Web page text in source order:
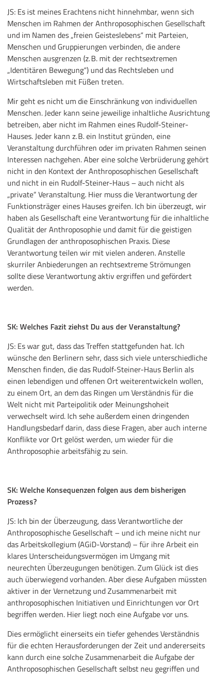
JS: Es ist meines Erachtens nicht hinnehmbar, wenn sich
Menschen im Rahmen der Anthroposophischen Gesellschaft
und im Namen des „freien Geisteslebens“ mit Parteien,
Menschen und Gruppierungen verbinden, die andere
Menschen ausgrenzen (z. B. mit der rechtsextremen
„Identitären Bewegung“) und das Rechtsleben und
Wirtschaftsleben mit Füßen treten.
Mir geht es nicht um die Einschränkung von individuellen
Menschen. Jeder kann seine jeweilige inhaltliche Ausrichtung
betreiben, aber nicht im Rahmen eines Rudolf-Steiner-
Hauses. Jeder kann z. B. ein Institut gründen, eine
Veranstaltung durchführen oder im privaten Rahmen seinen
Interessen nachgehen. Aber eine solche Verbrüderung gehört
nicht in den Kontext der Anthroposophischen Gesellschaft
und nicht in ein Rudolf-Steiner-Haus – auch nicht als
„private“ Veranstaltung. Hier muss die Verantwortung der
Funktionsträger eines Hauses greifen. Ich bin überzeugt, wir
haben als Gesellschaft eine Verantwortung für die inhaltliche
Qualität der Anthroposophie und damit für die geistigen
Grundlagen der anthroposophischen Praxis. Diese
Verantwortung teilen wir mit vielen anderen. Anstelle
skurriler Anbiederungen an rechtsextreme Strömungen
sollte diese Verantwortung aktiv ergriffen und gefördert
werden.
SK: Welches Fazit ziehst Du aus der Veranstaltung?
JS: Es war gut, dass das Treffen stattgefunden hat. Ich
wünsche den Berlinern sehr, dass sich viele unterschiedliche
Menschen finden, die das Rudolf-Steiner-Haus Berlin als
einen lebendigen und offenen Ort weiterentwickeln wollen,
zu einem Ort, an dem das Ringen um Verständnis für die
Welt nicht mit Parteipolitik oder Meinungshoheit
verwechselt wird. Ich sehe außerdem einen dringenden
Handlungsbedarf darin, dass diese Fragen, aber auch interne
Konflikte vor Ort gelöst werden, um wieder für die
Anthroposophie arbeitsfähig zu sein.
SK: Welche Konsequenzen folgen aus dem bisherigen
Prozess?
JS: Ich bin der Überzeugung, dass Verantwortliche der
Anthroposophische Gesellschaft – und ich meine nicht nur
das Arbeitskollegium (AGiD-Vorstand) – für ihre Arbeit ein
klares Unterscheidungsvermögen im Umgang mit
neurechten Überzeugungen benötigen. Zum Glück ist dies
auch überwiegend vorhanden. Aber diese Aufgaben müssten
aktiver in der Vernetzung und Zusammenarbeit mit
anthroposophischen Initiativen und Einrichtungen vor Ort
begriffen werden. Hier liegt noch eine Aufgabe vor uns.
Dies ermöglicht einerseits ein tiefer gehendes Verständnis
für die echten Herausforderungen der Zeit und andererseits
kann durch eine solche Zusammenarbeit die Aufgabe der
Anthroposophischen Gesellschaft selbst neu gegriffen und